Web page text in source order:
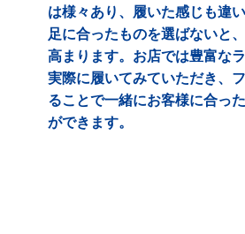
は様々あり、履いた感じも違
足に合ったものを選ばないと
高まります。お店では豊富な
実際に履いてみていただき、
ることで一緒にお客様に合っ
ができます。